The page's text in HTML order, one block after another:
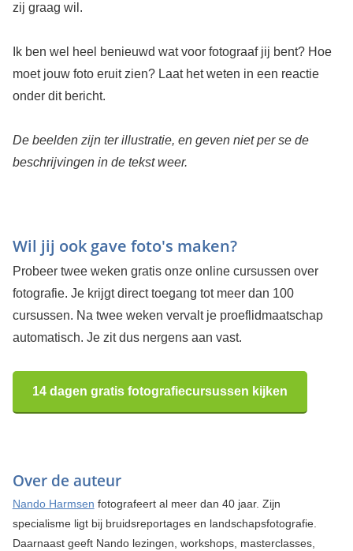
zij graag wil.
Ik ben wel heel benieuwd wat voor fotograaf jij bent? Hoe
moet jouw foto eruit zien? Laat het weten in een reactie
onder dit bericht.
De beelden zijn ter illustratie, en geven niet per se de
beschrijvingen in de tekst weer.
Wil jij ook gave foto's maken?
Probeer twee weken gratis onze online cursussen over
fotografie. Je krijgt direct toegang tot meer dan 100
cursussen. Na twee weken vervalt je proeflidmaatschap
automatisch. Je zit dus nergens aan vast.
14 dagen gratis fotografiecursussen kijken
Over de auteur
Nando Harmsen fotografeert al meer dan 40 jaar. Zijn
specialisme ligt bij bruidsreportages en landschapsfotografie.
Daarnaast geeft Nando lezingen, workshops, masterclasses,